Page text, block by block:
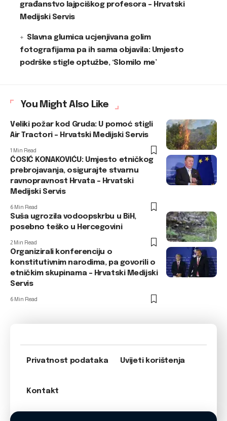
građanstvo lajpciškog profesora – Hrvatski
Medijski Servis
Slavna glumica ucjenjivana golim
fotografijama pa ih sama objavila: Umjesto
podrške stigle optužbe, ‘Slomilo me’
You Might Also Like
Veliki požar kod Gruda: U pomoć stigli
Air Tractori – Hrvatski Medijski Servis
1 Min Read
ĆOSIĆ KONAKOVIĆU: Umjesto etničkog
prebrojavanja, osigurajte stvarnu
ravnopravnost Hrvata – Hrvatski
Medijski Servis
6 Min Read
Suša ugrozila vodoopskrbu u BiH,
posebno teško u Hercegovini
2 Min Read
Organizirali konferenciju o
konstitutivnim narodima, pa govorili o
etničkim skupinama – Hrvatski Medijski
Servis
6 Min Read
Privatnost podataka Uvijeti korištenja
Kontakt